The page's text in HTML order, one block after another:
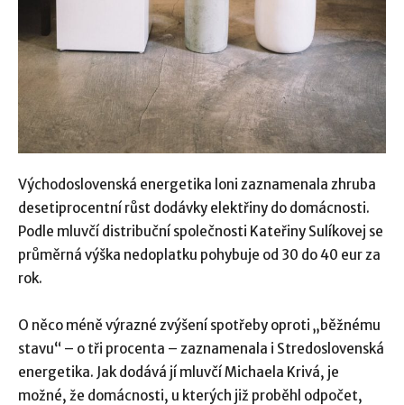
Východoslovenská energetika loni zaznamenala zhruba
desetiprocentní růst dodávky elektřiny do domácnosti.
Podle mluvčí distribuční společnosti Kateřiny Sulíkovej se
průměrná výška nedoplatku pohybuje od 30 do 40 eur za
rok.
O něco méně výrazné zvýšení spotřeby oproti „běžnému
stavu“ – o tři procenta – zaznamenala i Stredoslovenská
energetika. Jak dodává jí mluvčí Michaela Krivá, je
možné, že domácnosti, u kterých již proběhl odpočet,